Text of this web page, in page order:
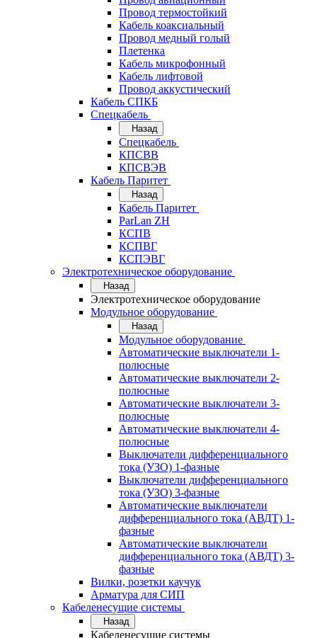
Провод термостойкий
Кабель коаксиальный
Провод медный голый
Плетенка
Кабель микрофонный
Кабель лифтовой
Провод аккустический
Кабель СПКБ
Спецкабель
Назад
Спецкабель
КПСВВ
КПСВЭВ
Кабель Паритет
Назад
Кабель Паритет
ParLan ZH
КСПВ
КСПВГ
КСПЭВГ
Электротехническое оборудование
Назад
Электротехническое оборудование
Модульное оборудование
Назад
Модульное оборудование
Автоматические выключатели 1-
полюсные
Автоматические выключатели 2-
полюсные
Автоматические выключатели 3-
полюсные
Автоматические выключатели 4-
полюсные
Выключатели дифференциального
тока (УЗО) 1-фазные
Выключатели дифференциального
тока (УЗО) 3-фазные
Автоматические выключатели
дифференциального тока (АВДТ) 1-
фазные
Автоматические выключатели
дифференциального тока (АВДТ) 3-
фазные
Вилки, розетки каучук
Арматура для СИП
Кабеленесущие системы
Назад
Кабеленесущие системы